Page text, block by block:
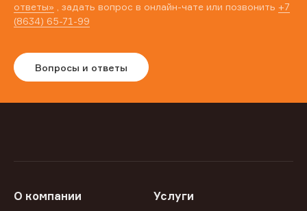
ответы» , задать вопрос в онлайн-чате или позвонить +7
(8634) 65-71-99
Вопросы и ответы
О компании Услуги